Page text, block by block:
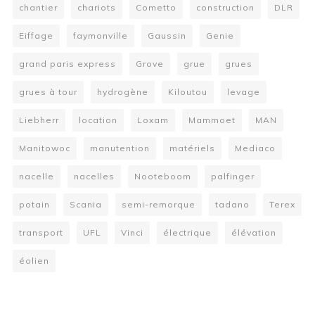
chantier chariots Cometto construction DLR
Eiffage faymonville Gaussin Genie
grand paris express Grove grue grues
grues à tour hydrogène Kiloutou levage
Liebherr location Loxam Mammoet MAN
Manitowoc manutention matériels Mediaco
nacelle nacelles Nooteboom palfinger
potain Scania semi-remorque tadano Terex
transport UFL Vinci électrique élévation
éolien